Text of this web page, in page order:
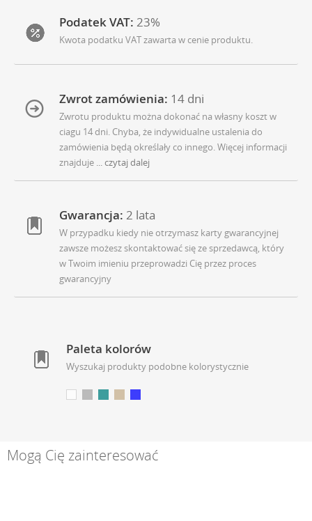
Podatek VAT: 23%
Kwota podatku VAT zawarta w cenie produktu.
Zwrot zamówienia: 14 dni
Zwrotu produktu można dokonać na własny koszt w
ciagu 14 dni. Chyba, że indywidualne ustalenia do
zamówienia będą określały co innego. Więcej informacji
znajduje ... czytaj dalej
Gwarancja: 2 lata
W przypadku kiedy nie otrzymasz karty gwarancyjnej
zawsze możesz skontaktować się ze sprzedawcą, który
w Twoim imieniu przeprowadzi Cię przez proces
gwarancyjny
Paleta kolorów
Wyszukaj produkty podobne kolorystycznie
Mogą Cię zainteresować